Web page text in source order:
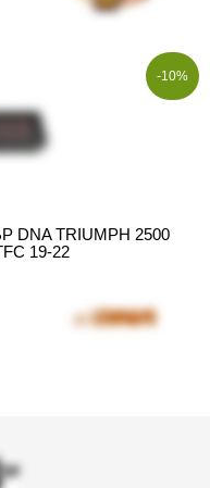
-10%
TRIUMPH 2500
19-22